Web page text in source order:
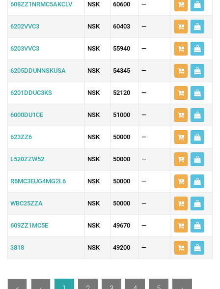
608ZZ1NRMC5AKCLV NSK 60600 —
6202VVC3 NSK 60403 —
6203VVC3 NSK 55940 —
6205DDUNNSKUSA NSK 54345 —
6201DDUC3KS NSK 52120 —
6000DU1CE NSK 51000 —
623ZZ6 NSK 50000 —
L520ZZW52 NSK 50000 —
R6MC3EUG4MG2L6 NSK 50000 —
WBC25ZZA NSK 50000 —
609ZZ1MC5E NSK 49670 —
3818 NSK 49200 —